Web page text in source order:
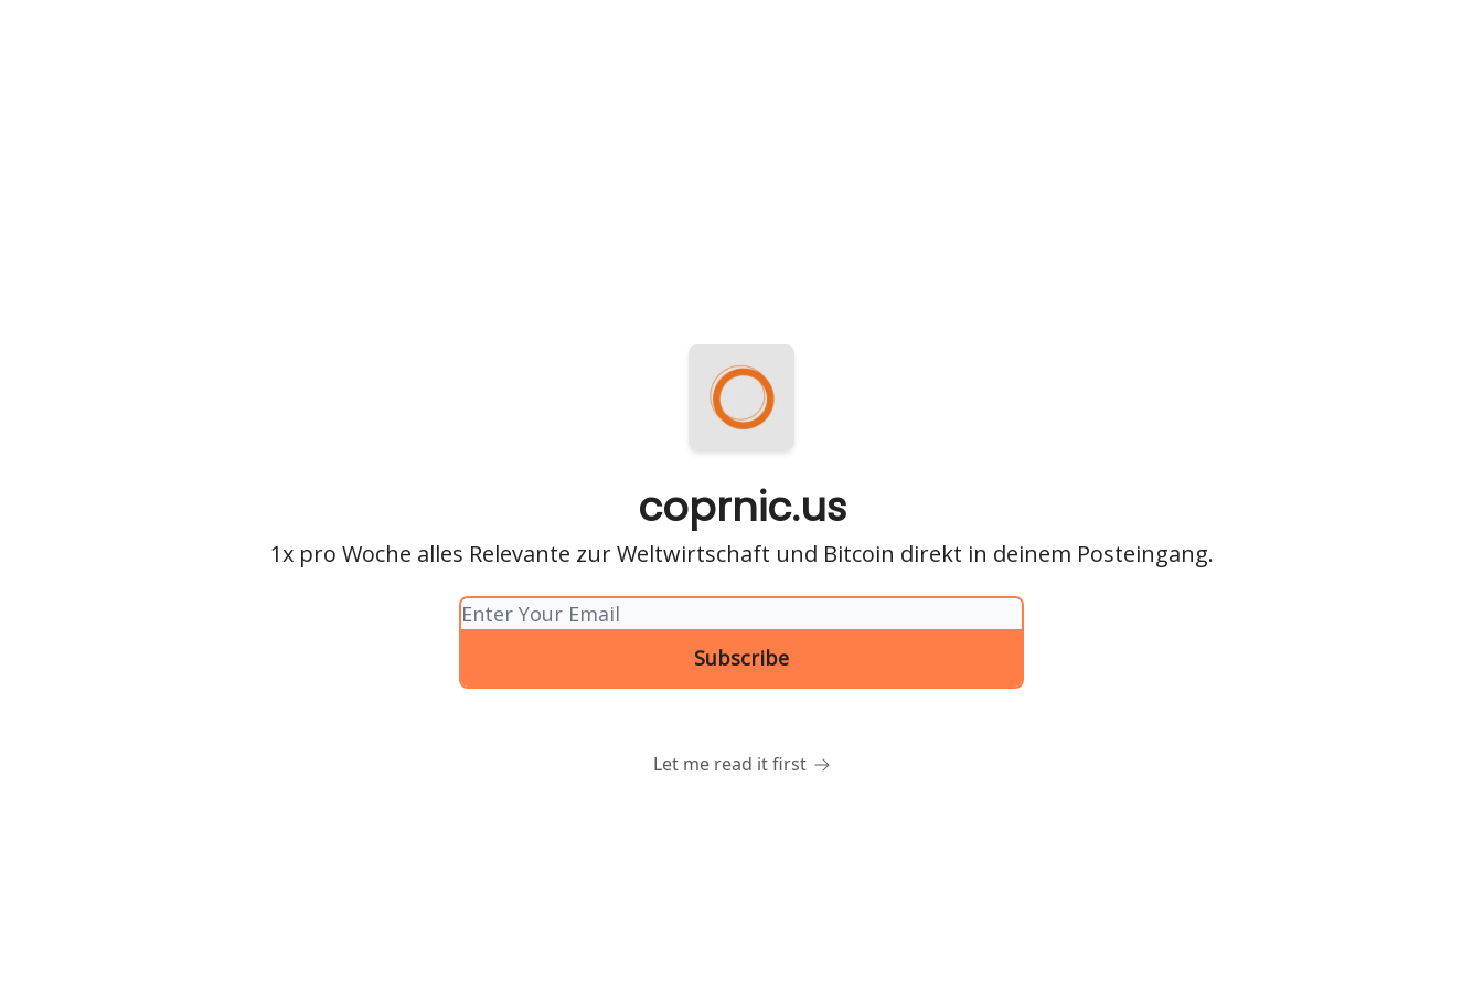
coprnic.us
1x pro Woche alles Relevante zur Weltwirtschaft und Bitcoin direkt in deinem Posteingang.
Let me read it first